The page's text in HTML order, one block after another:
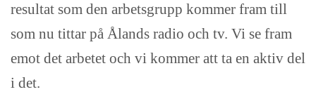
resultat som den arbetsgrupp kommer fram till
som nu tittar på Ålands radio och tv. Vi se fram
emot det arbetet och vi kommer att ta en aktiv del
i det.